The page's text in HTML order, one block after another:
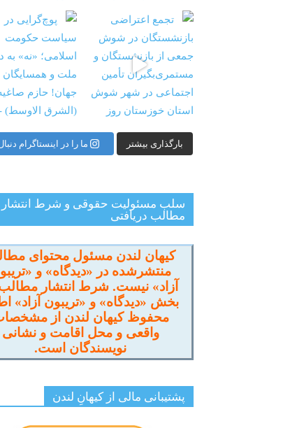
‏‏‏ ‏‏ ‏ پوچ‌گرایی در سیاست حکومت اسلامی؛ «نه» به
بارگذاری بیشتر ما را در اینستاگرام
سلب مسئولیت حقوقی و شرط انتشار
مطالب دریافتی
کیهان لندن مسئول محتوای
منتشرشده در «دیدگاه» و
آزاد» نیست. شرط انتشار مطالب
بخش «دیدگاه» و «تریبون آزاد»
محفوظ کیهان لندن از
واقعی و محل اقامت و نشانی
نویسندگان است.
پشتیبانی مالی از کیهانِ لندن